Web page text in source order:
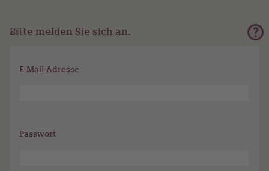
Methoden
Bitte melden Sie sich an.
E-Mail-Adresse
Passwort